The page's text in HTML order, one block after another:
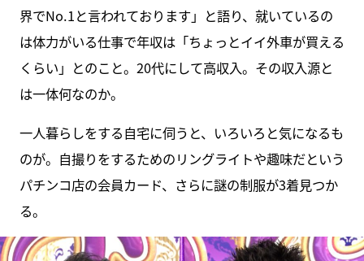
界でNo.1と言われております」と語り、就いているの
は体力がいる仕事で年収は「ちょっとイイ外車が買える
くらい」とのこと。20代にして高収入。その収入源と
は一体何なのか。
一人暮らしをする自宅に伺うと、いろいろと気になるも
のが。自撮りをするためのリングライトや趣味だという
パチンコ店の会員カード、さらに謎の制服が3着見つか
る。